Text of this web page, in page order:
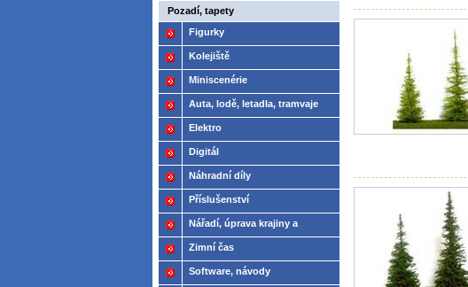
Pozadí, tapety
Figurky
Kolejiště
Miniscenérie
Auta, lodě, letadla, tramvaje
Elektro
Digitál
Náhradní díly
Příslušenství
Nářadí, úprava krajiny a
modelů
Zimní čas
Software, návody